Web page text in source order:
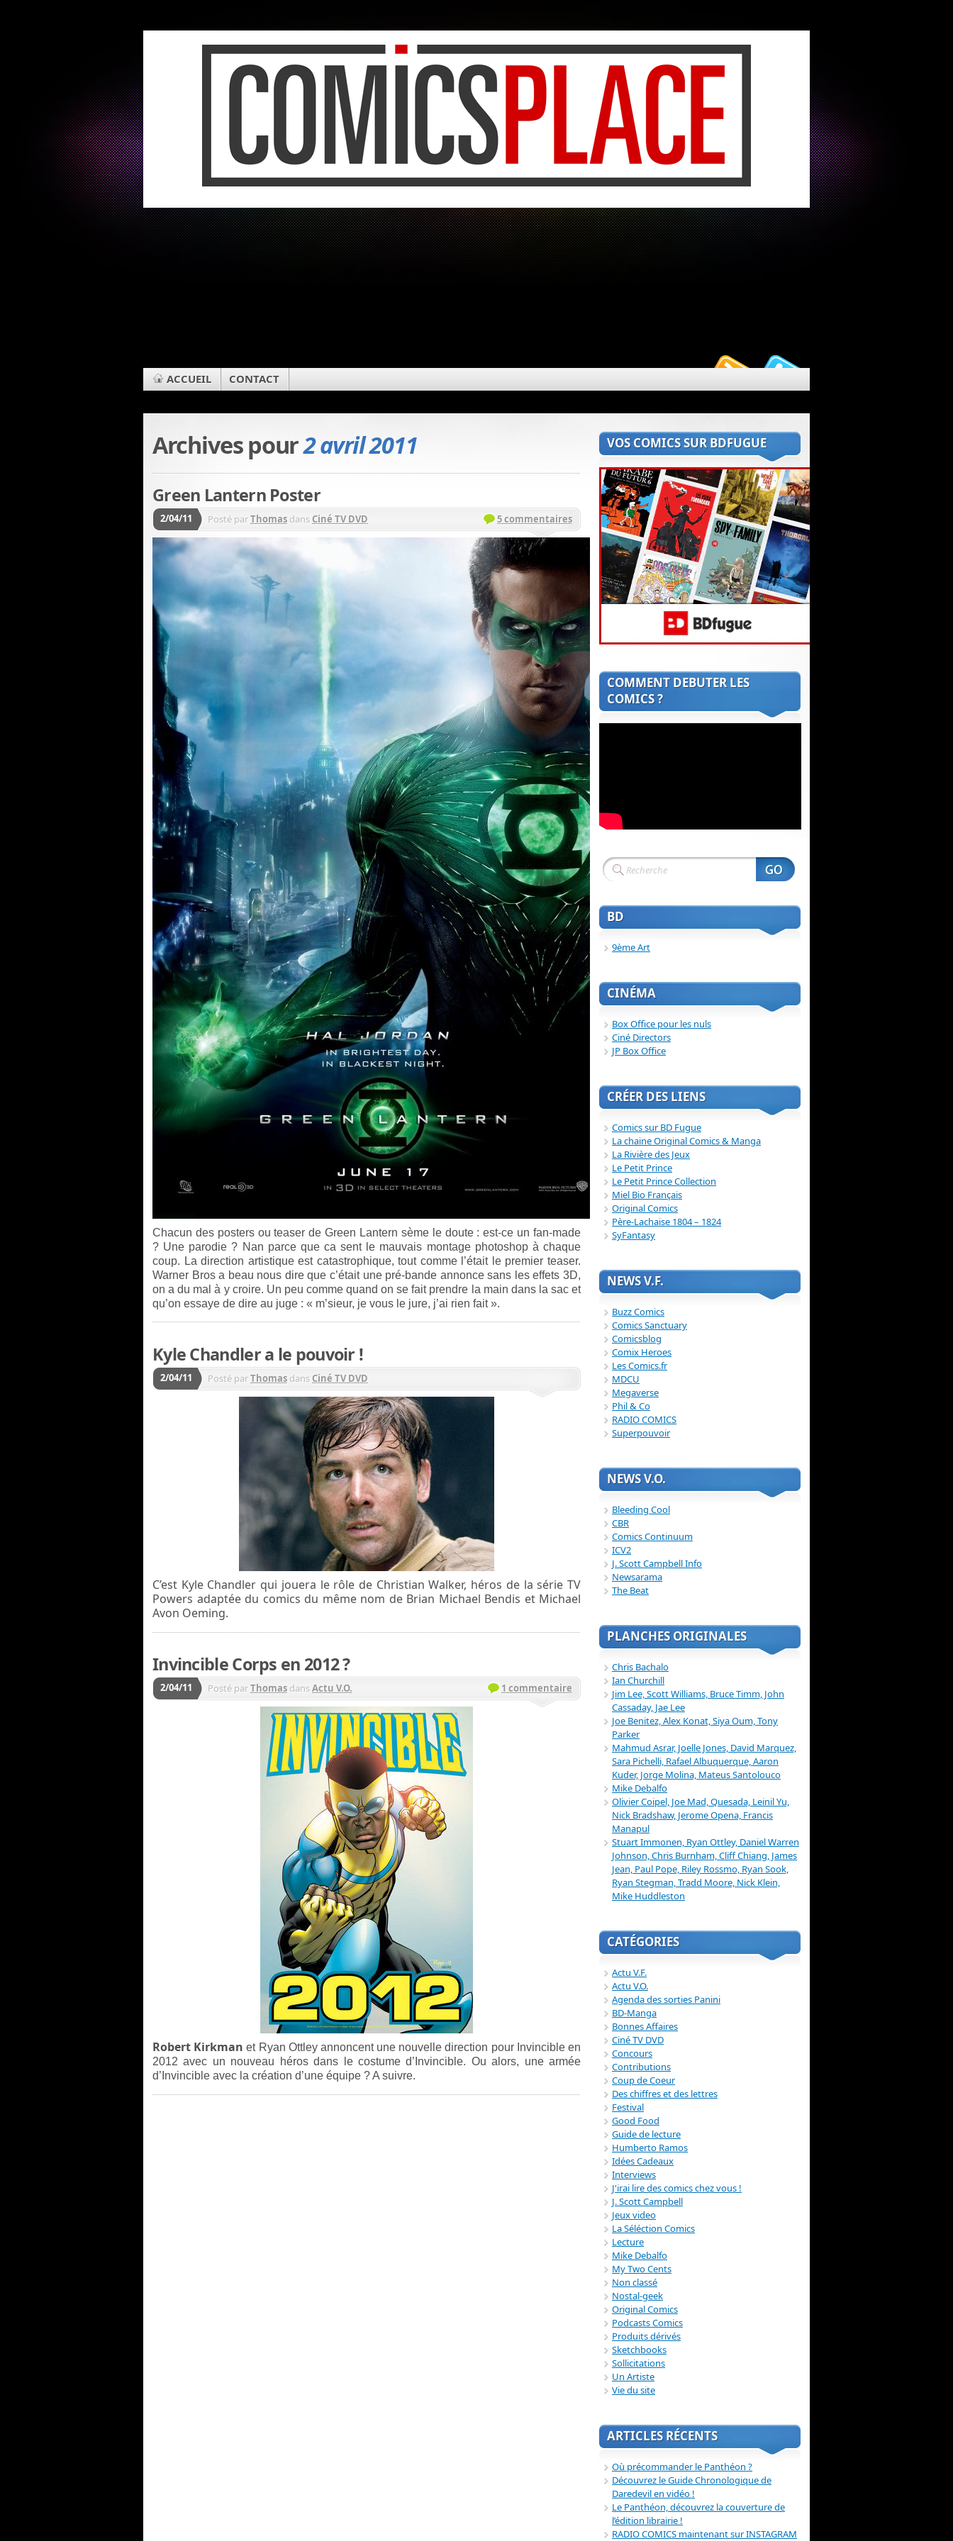
ACCUEIL CONTACT
Archives pour2 avril 2011
Green Lantern Poster
2/04/11 Posté parThomas dans Ciné TV DVD 5 commentaires
Chacun des posters ou teaser de Green Lantern sème le doute : est-ce un fan-made
? Une parodie ? Nan parce que ca sent le mauvais montage photoshop à chaque
coup. La direction artistique est catastrophique, tout comme l’était le premier teaser.
Warner Bros a beau nous dire que c’était une pré-bande annonce sans les effets 3D,
on a du mal à y croire. Un peu comme quand on se fait prendre la main dans la sac et
qu’on essaye de dire au juge : « m’sieur, je vous le jure, j’ai rien fait ».
Kyle Chandler a le pouvoir !
2/04/11 Posté parThomas dans Ciné TV DVD
C’est Kyle Chandler qui jouera le rôle de Christian Walker, héros de la série TV
Powers adaptée du comics du même nom de Brian Michael Bendis et Michael
Avon Oeming.
Invincible Corps en 2012 ?
2/04/11 Posté parThomas dansActu V.O. 1 commentaire
Robert Kirkmanet Ryan Ottley annoncent une nouvelle direction pour Invincible en
2012 avec un nouveau héros dans le costume d’Invincible. Ou alors, une armée
d’Invincible avec la création d’une équipe ? A suivre.
VOS COMICS SUR BDFUGUE
COMMENT DEBUTER LES
COMICS ?
BD
9ème Art
CINÉMA
Box Office pour les nuls
Ciné Directors
JP Box Office
CRÉER DES LIENS
Comics sur BD Fugue
La chaine Original Comics & Manga
La Rivière des Jeux
Le Petit Prince
Le Petit Prince Collection
Miel Bio Français
Original Comics
Père-Lachaise 1804 – 1824
SyFantasy
NEWS V.F.
Buzz Comics
Comics Sanctuary
Comicsblog
Comix Heroes
Les Comics.fr
MDCU
Megaverse
Phil & Co
RADIO COMICS
Superpouvoir
NEWS V.O.
Bleeding Cool
CBR
Comics Continuum
ICV2
J. Scott Campbell Info
Newsarama
The Beat
PLANCHES ORIGINALES
Chris Bachalo
Ian Churchill
Jim Lee, Scott Williams, Bruce Timm, John
Cassaday, Jae Lee
Joe Benitez, Alex Konat, Siya Oum, Tony
Parker
Mahmud Asrar, Joelle Jones, David Marquez,
Sara Pichelli, Rafael Albuquerque, Aaron
Kuder, Jorge Molina, Mateus Santolouco
Mike Debalfo
Olivier Coipel, Joe Mad, Quesada, Leinil Yu,
Nick Bradshaw, Jerome Opena, Francis
Manapul
Stuart Immonen, Ryan Ottley, Daniel Warren
Johnson, Chris Burnham, Cliff Chiang, James
Jean, Paul Pope, Riley Rossmo, Ryan Sook,
Ryan Stegman, Tradd Moore, Nick Klein,
Mike Huddleston
CATÉGORIES
Actu V.F.
Actu V.O.
Agenda des sorties Panini
BD-Manga
Bonnes Affaires
Ciné TV DVD
Concours
Contributions
Coup de Coeur
Des chiffres et des lettres
Festival
Good Food
Guide de lecture
Humberto Ramos
Idées Cadeaux
Interviews
J'irai lire des comics chez vous !
J. Scott Campbell
Jeux video
La Séléction Comics
Lecture
Mike Debalfo
My Two Cents
Non classé
Nostal-geek
Original Comics
Podcasts Comics
Produits dérivés
Sketchbooks
Sollicitations
Un Artiste
Vie du site
ARTICLES RÉCENTS
Où précommander le Panthéon ?
Découvrez le Guide Chronologique de
Daredevil en vidéo !
Le Panthéon, découvrez la couverture de
l’édition librairie !
RADIO COMICS maintenant sur INSTAGRAM